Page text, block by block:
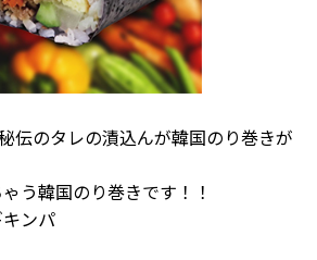
伝のタレの漬込んが韓国のり巻きが
う韓国のり巻きです！！
キンパ